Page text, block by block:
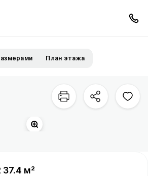
План этажа
м²